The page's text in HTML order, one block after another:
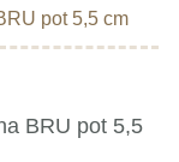
pot 5,5 cm
BRU pot 5,5